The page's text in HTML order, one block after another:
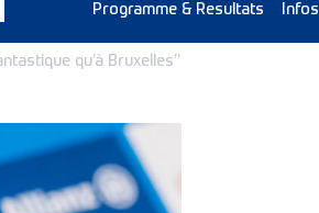
Programme & Resultats Infos
qu’à Bruxelles”